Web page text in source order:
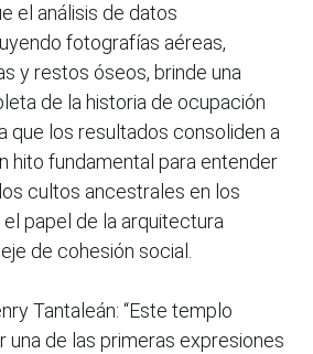
el análisis de datos
fotografías aéreas,
y restos óseos, brinde una
de la historia de ocupación
que los resultados consoliden a
hito fundamental para entender
cultos ancestrales en los
papel de la arquitectura
de cohesión social.
Tantaleán: “Este templo
una de las primeras expresiones